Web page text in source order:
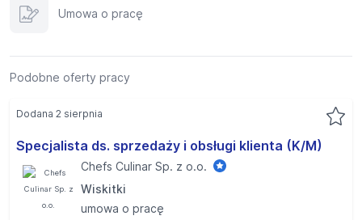
Umowa o pracę
Podobne oferty pracy
Specjalista ds. sprzedaży i obsługi klienta (K/M)
Chefs Culinar Sp. z o.o.
Wiskitki
umowa o pracę
Dodana 2 sierpnia